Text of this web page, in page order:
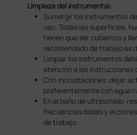
Limpieza del instrumental:
Sumergir los instrumentos
uso. Todas las superficies,
tienen que ser cubiertos y
recomendado de trabajo es
Limpiar los instrumentos
atención a las instrucciones
Con incrustaciones: dejar
preferentemente con agua
En el baño de ultrasonido:
frecuencias dadas y el
de trabajo.